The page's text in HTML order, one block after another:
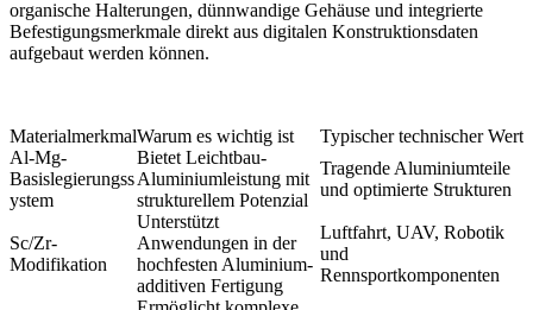
organische Halterungen, dünnwandige Gehäuse und integrierte
Befestigungsmerkmale direkt aus digitalen Konstruktionsdaten
aufgebaut werden können.
MaterialmerkmalWarum es wichtig ist
Typischer technischer Wert
Al-Mg-
Basislegierungss
ystem
Bietet Leichtbau-
Aluminiumleistung mit
strukturellem Potenzial
Tragende Aluminiumteile
und optimierte Strukturen
Sc/Zr-
Modifikation
Unterstützt
Anwendungen in der
hochfesten Aluminium-
additiven Fertigung
Luftfahrt, UAV, Robotik
und
Rennsportkomponenten